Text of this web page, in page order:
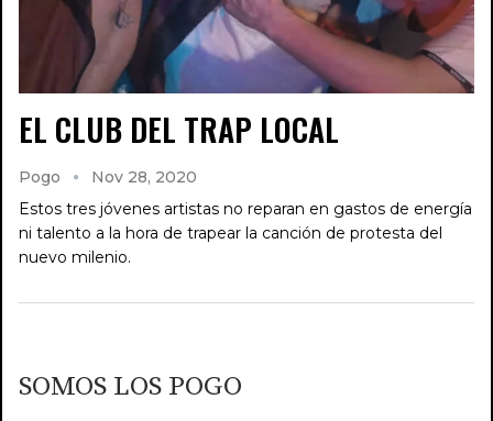
EL CLUB DEL TRAP LOCAL
Pogo
Nov 28, 2020
Estos tres jóvenes artistas no reparan en gastos de energía
ni talento a la hora de trapear la canción de protesta del
nuevo milenio.
SOMOS LOS POGO